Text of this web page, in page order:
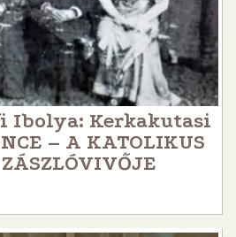
Ibolya: Kerkakutasi
– A KATOLIKUS